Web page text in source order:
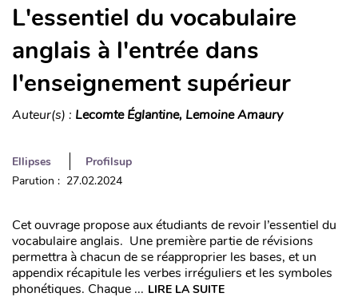
L'essentiel du vocabulaire
anglais à l'entrée dans
l'enseignement supérieur
Auteur(s) : Lecomte Églantine, Lemoine Amaury
Ellipses
Profilsup
Parution : 27.02.2024
Cet ouvrage propose aux étudiants de revoir l’essentiel du
vocabulaire anglais. Une première partie de révisions
permettra à chacun de se réapproprier les bases, et un
appendix récapitule les verbes irréguliers et les symboles
phonétiques. Chaque ... LIRE LA SUITE